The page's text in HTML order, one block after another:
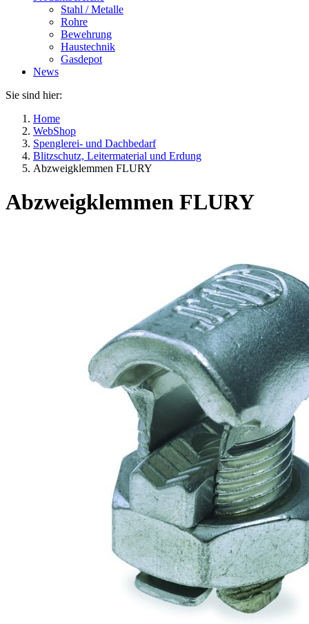
Stahl / Metalle
Rohre
Bewehrung
Haustechnik
Gasdepot
News
Sie sind hier:
Home
WebShop
Spenglerei- und Dachbedarf
Blitzschutz, Leitermaterial und Erdung
Abzweigklemmen FLURY
Abzweigklemmen FLURY